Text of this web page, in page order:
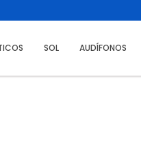
SOL AUDÍFONOS